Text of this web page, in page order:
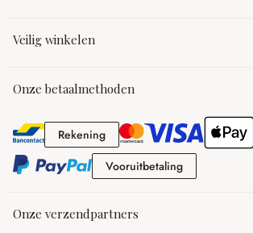
Veilig winkelen
Onze betaalmethoden
RekeningRekening
VooruitbetalingVooruitbetaling
Onze verzendpartners